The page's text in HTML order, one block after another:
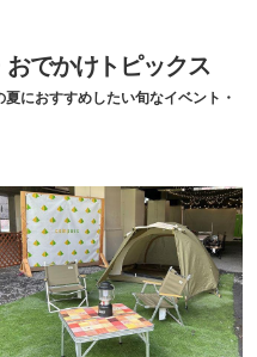
でかけトピックス
におすすめしたい旬なイベント・